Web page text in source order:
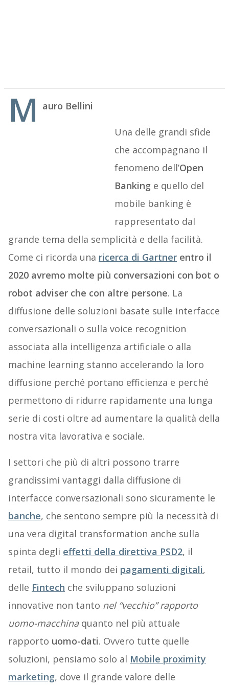
M auro Bellini
Una delle grandi sfide
che accompagnano il
fenomeno dell’Open
Banking e quello del
mobile banking è
rappresentato dal
grande tema della semplicità e della facilità.
Come ci ricorda una ricerca di Gartner entro il
2020 avremo molte più conversazioni con bot o
robot adviser che con altre persone. La
diffusione delle soluzioni basate sulle interfacce
conversazionali o sulla voice recognition
associata alla intelligenza artificiale o alla
machine learning stanno accelerando la loro
diffusione perché portano efficienza e perché
permettono di ridurre rapidamente una lunga
serie di costi oltre ad aumentare la qualità della
nostra vita lavorativa e sociale.
I settori che più di altri possono trarre
grandissimi vantaggi dalla diffusione di
interfacce conversazionali sono sicuramente le
banche, che sentono sempre più la necessità di
una vera digital transformation anche sulla
spinta degli effetti della direttiva PSD2, il
retail, tutto il mondo dei pagamenti digitali,
delle Fintech che sviluppano soluzioni
innovative non tanto nel “vecchio” rapporto
uomo-macchinaquanto nel più attuale
rapporto uomo-dati. Ovvero tutte quelle
soluzioni, pensiamo solo al Mobile proximity
marketing, dove il grande valore delle